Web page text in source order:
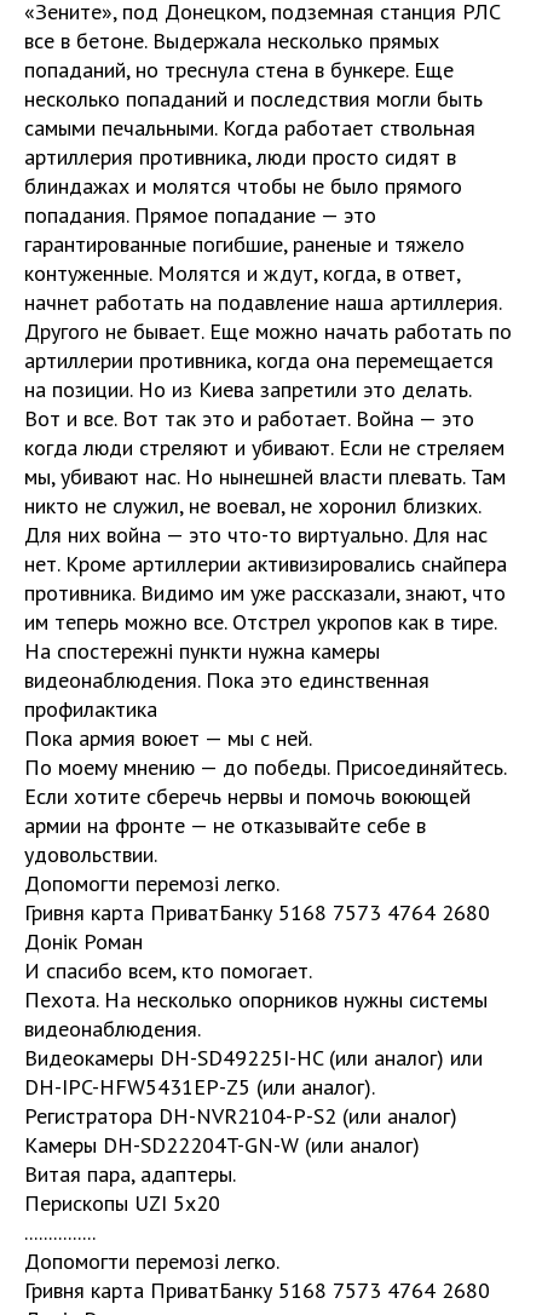
«Зените», под Донецком, подземная станция РЛС
все в бетоне. Выдержала несколько прямых
попаданий, но треснула стена в бункере. Еще
несколько попаданий и последствия могли быть
самыми печальными. Когда работает ствольная
артиллерия противника, люди просто сидят в
блиндажах и молятся чтобы не было прямого
попадания. Прямое попадание — это
гарантированные погибшие, раненые и тяжело
контуженные. Молятся и ждут, когда, в ответ,
начнет работать на подавление наша артиллерия.
Другого не бывает. Еще можно начать работать по
артиллерии противника, когда она перемещается
на позиции. Но из Киева запретили это делать.
Вот и все. Вот так это и работает. Война — это
когда люди стреляют и убивают. Если не стреляем
мы, убивают нас. Но нынешней власти плевать. Там
никто не служил, не воевал, не хоронил близких.
Для них война — это что-то виртуально. Для нас
нет. Кроме артиллерии активизировались снайпера
противника. Видимо им уже рассказали, знают, что
им теперь можно все. Отстрел укропов как в тире.
На спостережні пункти нужна камеры
видеонаблюдения. Пока это единственная
профилактика
Пока армия воюет — мы с ней.
По моему мнению — до победы. Присоединяйтесь.
Если хотите сберечь нервы и помочь воюющей
армии на фронте — не отказывайте себе в
удовольствии.
Допомогти перемозі легко.
Гривня карта ПриватБанку 5168 7573 4764 2680
Донік Роман
И спасибо всем, кто помогает.
Пехота. На несколько опорников нужны системы
видеонаблюдения.
Видеокамеры DH-SD49225I-HC (или аналог) или
DH-IPC-HFW5431EP-Z5 (или аналог).
Регистратора DH-NVR2104-P-S2 (или аналог)
Камеры DH-SD22204T-GN-W (или аналог)
Витая пара, адаптеры.
Перископы UZI 5x20
...............
Допомогти перемозі легко.
Гривня карта ПриватБанку 5168 7573 4764 2680